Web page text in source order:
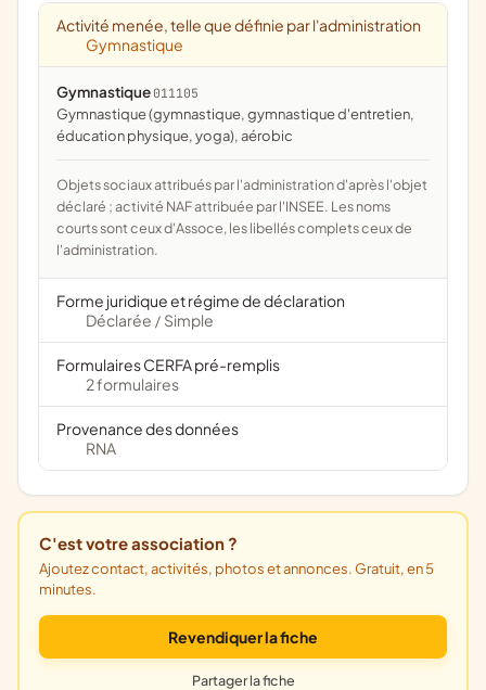
Activité menée, telle que définie par l'administration
Gymnastique
Gymnastique 011105
Gymnastique (gymnastique, gymnastique d'entretien,
éducation physique, yoga), aérobic
Objets sociaux attribués par l'administration d'après l'objet
déclaré ; activité NAF attribuée par l'INSEE. Les noms
courts sont ceux d'Assoce, les libellés complets ceux de
l'administration.
Forme juridique et régime de déclaration
Déclarée / Simple
Formulaires CERFA pré-remplis
2 formulaires
Provenance des données
RNA
C'est votre association ?
Ajoutez contact, activités, photos et annonces. Gratuit, en 5
minutes.
Revendiquer la fiche
Partager la fiche